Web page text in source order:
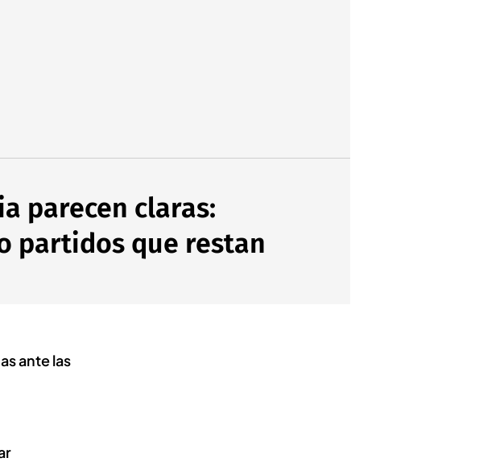
parecen claras:
partidos que restan
ante las